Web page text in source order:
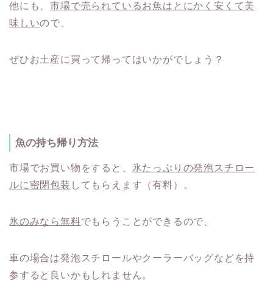
他にも、市場で売られているお魚はとにかく安くて美
味しいので、
ぜひお土産に買って帰ってはいかがでしょう？
魚の持ち帰り方法
市場でお買い物をすると、 氷たっぷりの発泡スチロー
ルに密閉包装 してもらえます（有料）。
氷のみなら無料でもらうことができるので、
車の場合は発泡スチロールやクーラーバッグなどを持
参すると良いかもしれません。